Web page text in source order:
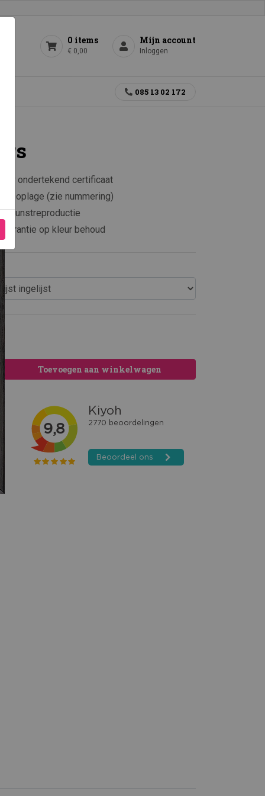
0 items
€ 0,00
Mijn account
Inloggen
085 13 02 172
ondertekend certificaat
oplage (zie nummering)
kunstreproductie
op kleur behoud
Toevoegen aan winkelwagen